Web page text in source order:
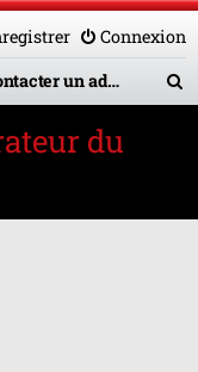
Connexion
Contacter un administrateur du forum
e
du